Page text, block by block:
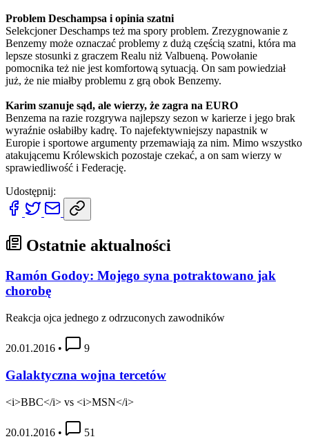
Problem Deschampsa i opinia szatni
Selekcjoner Deschamps też ma spory problem. Zrezygnowanie z
Benzemy może oznaczać problemy z dużą częścią szatni, która ma
lepsze stosunki z graczem Realu niż Valbueną. Powołanie
pomocnika też nie jest komfortową sytuacją. On sam powiedział
już, że nie miałby problemu z grą obok Benzemy.
Karim szanuje sąd, ale wierzy, że zagra na EURO
Benzema na razie rozgrywa najlepszy sezon w karierze i jego brak
wyraźnie osłabiłby kadrę. To najefektywniejszy napastnik w
Europie i sportowe argumenty przemawiają za nim. Mimo wszystko
atakującemu Królewskich pozostaje czekać, a on sam wierzy w
sprawiedliwość i Federację.
Udostępnij:
Ostatnie aktualności
Ramón Godoy: Mojego syna potraktowano jak
chorobę
Reakcja ojca jednego z odrzuconych zawodników
20.01.2016 • 9
Galaktyczna wojna tercetów
<i>BBC</i> vs <i>MSN</i>
20.01.2016 • 51